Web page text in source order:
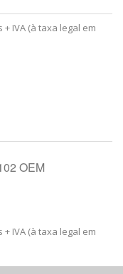
IVA (à taxa legal em
OEM
IVA (à taxa legal em